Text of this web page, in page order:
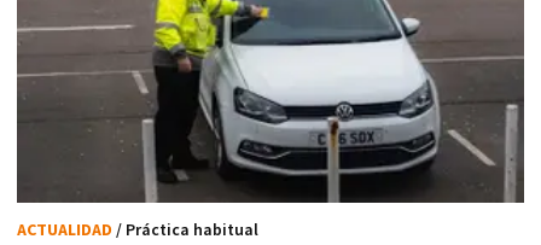
ACTUALIDAD / Práctica habitual